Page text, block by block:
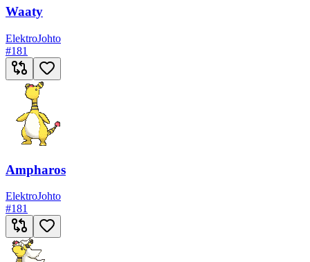
Waaty
ElektroJohto
#181
Ampharos
ElektroJohto
#181